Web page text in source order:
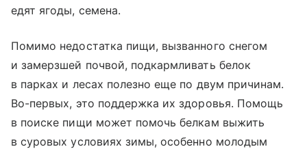
едят ягоды, семена.
Помимо недостатка пищи, вызванного снегом
и замерзшей почвой, подкармливать белок
в парках и лесах полезно еще по двум причинам.
Во-первых, это поддержка их здоровья. Помощь
в поиске пищи может помочь белкам выжить
в суровых условиях зимы, особенно молодым